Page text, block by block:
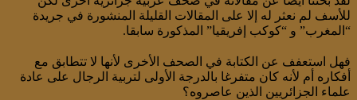
للأسف لم نعثر له إلا على المقالات القليلة المنشورة في جريدة
“المغرب” و “كوكب إفريقيا” المذكورة سابقا.
فهل استعفف عن الكتابة في الصحف الأخرى لأنها لا تتطابق مع
أفكاره أم لأنه كان متفرغا بالدرجة الأولى لتربية الرجال على عادة
علماء الجزائريين الذين عاصروه؟